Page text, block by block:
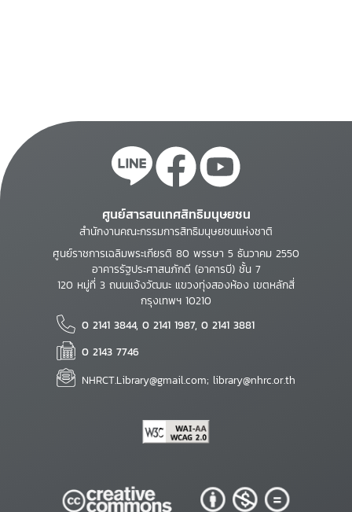
ศูนย์สารสนเทศสิทธิมนุษยชน
สำนักงานคณะกรรมการสิทธิมนุษยชนแห่งชาติ
ศูนย์ราชการเฉลิมพระเกียรติ 80 พรรษา 5 ธันวาคม 2550
อาคารรัฐประศาสนภักดี (อาคารบี) ชั้น 7
120 หมู่ที่ 3 ถนนแจ้งวัฒนะ แขวงทุ่งสองห้อง เขตหลักสี่
กรุงเทพฯ 10210
0 2141 3844, 0 2141 1987, 0 2141 3881
0 2143 7746
NHRCT.Library@gmail.com; library@nhrc.or.th